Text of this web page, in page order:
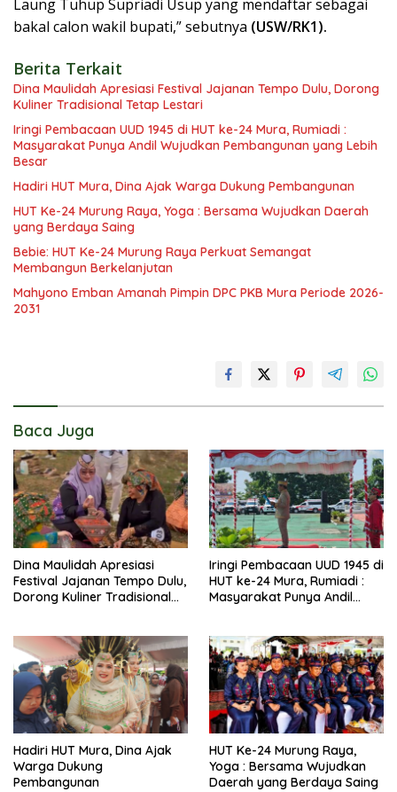
Laung Tuhup Supriadi Usup yang mendaftar sebagai
bakal calon wakil bupati,” sebutnya (USW/RK1).
Berita Terkait
Dina Maulidah Apresiasi Festival Jajanan Tempo Dulu, Dorong
Kuliner Tradisional Tetap Lestari
Iringi Pembacaan UUD 1945 di HUT ke-24 Mura, Rumiadi :
Masyarakat Punya Andil Wujudkan Pembangunan yang Lebih
Besar
Hadiri HUT Mura, Dina Ajak Warga Dukung Pembangunan
HUT Ke-24 Murung Raya, Yoga : Bersama Wujudkan Daerah
yang Berdaya Saing
Bebie: HUT Ke-24 Murung Raya Perkuat Semangat
Membangun Berkelanjutan
Mahyono Emban Amanah Pimpin DPC PKB Mura Periode 2026-
2031
Baca Juga
Dina Maulidah Apresiasi
Festival Jajanan Tempo Dulu,
Dorong Kuliner Tradisional
Iringi Pembacaan UUD 1945 di
HUT ke-24 Mura, Rumiadi :
Masyarakat Punya Andil
Hadiri HUT Mura, Dina Ajak
Warga Dukung
Pembangunan
HUT Ke-24 Murung Raya,
Yoga : Bersama Wujudkan
Daerah yang Berdaya Saing